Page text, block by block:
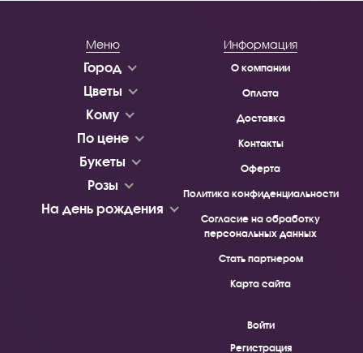
Меню
Город
Цветы
Кому
По цене
Букеты
Розы
На день рождения
Информация
О компании
Оплата
Доставка
Контакты
Оферта
Политика конфиденциальности
Согласие на обработку
персональных данных
Стать партнером
Карта сайта
Войти
Регистрация